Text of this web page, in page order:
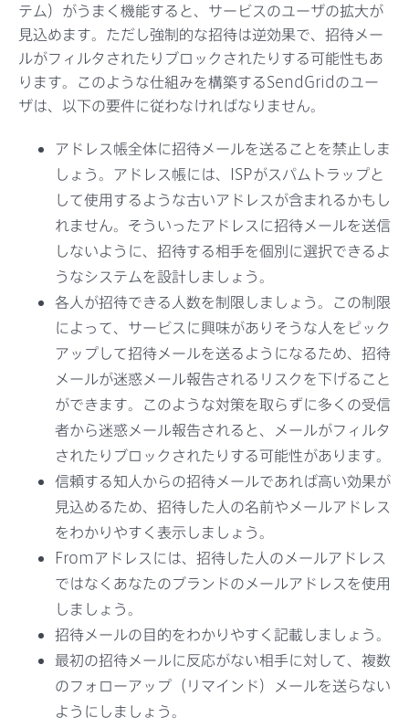
テム）がうまく機能すると、サービスのユーザの拡大が
見込めます。ただし強制的な招待は逆効果で、招待メー
ルがフィルタされたりブロックされたりする可能性もあ
ります。このような仕組みを構築するSendGridのユー
ザは、以下の要件に従わなければなりません。
アドレス帳全体に招待メールを送ることを禁止しま
しょう。アドレス帳には、ISPがスパムトラップと
して使用するような古いアドレスが含まれるかもし
れません。そういったアドレスに招待メールを送信
しないように、招待する相手を個別に選択できるよ
うなシステムを設計しましょう。
各人が招待できる人数を制限しましょう。この制限
によって、サービスに興味がありそうな人をピック
アップして招待メールを送るようになるため、招待
メールが迷惑メール報告されるリスクを下げること
ができます。このような対策を取らずに多くの受信
者から迷惑メール報告されると、メールがフィルタ
されたりブロックされたりする可能性があります。
信頼する知人からの招待メールであれば高い効果が
見込めるため、招待した人の名前やメールアドレス
をわかりやすく表示しましょう。
Fromアドレスには、招待した人のメールアドレス
ではなくあなたのブランドのメールアドレスを使用
しましょう。
招待メールの目的をわかりやすく記載しましょう。
最初の招待メールに反応がない相手に対して、複数
のフォローアップ（リマインド）メールを送らない
ようにしましょう。